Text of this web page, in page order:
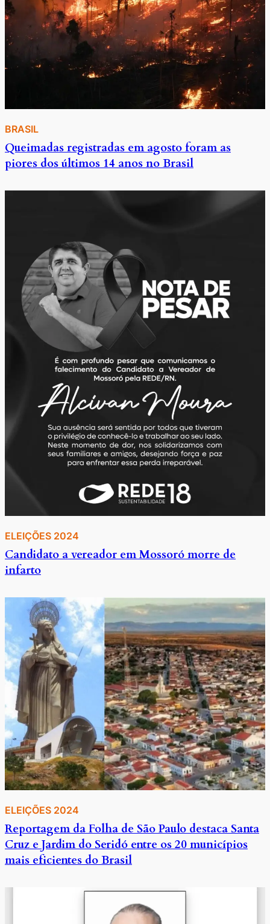
BRASIL
Queimadas registradas em agosto foram as
piores dos últimos 14 anos no Brasil
ELEIÇÕES 2024
Candidato a vereador em Mossoró morre de
infarto
ELEIÇÕES 2024
Reportagem da Folha de São Paulo destaca Santa
Cruz e Jardim do Seridó entre os 20 municípios
mais eficientes do Brasil